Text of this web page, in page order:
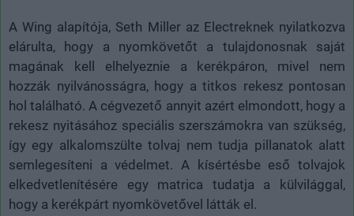
A Wing alapítója, Seth Miller az Electreknek nyilatkozva
elárulta, hogy a nyomkövetőt a tulajdonosnak saját
magának kell elhelyeznie a kerékpáron, mivel nem
hozzák nyilvánosságra, hogy a titkos rekesz pontosan
hol található. A cégvezető annyit azért elmondott, hogy a
rekesz nyitásához speciális szerszámokra van szükség,
így egy alkalomszülte tolvaj nem tudja pillanatok alatt
semlegesíteni a védelmet. A kísértésbe eső tolvajok
elkedvetlenítésére egy matrica tudatja a külvilággal,
hogy a kerékpárt nyomkövetővel látták el.